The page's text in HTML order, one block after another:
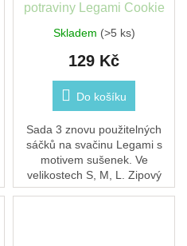
potraviny Legami Cookie
Skladem (>5 ks)
129 Kč
Do košíku
Sada 3 znovu použitelných
sáčků na svačinu Legami s
motivem sušenek. Ve
velikostech S, M, L. Zipový
uzávěr, roztahovatelné dno.